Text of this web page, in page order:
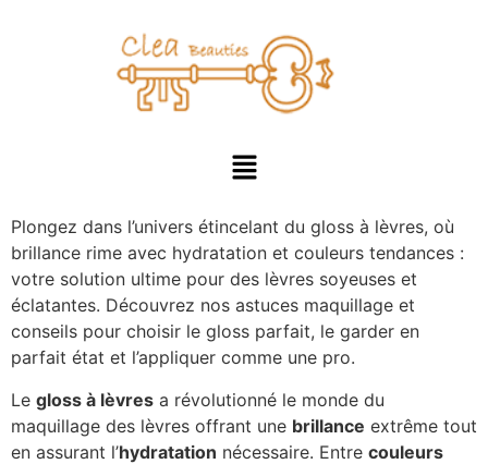
Plongez dans l’univers étincelant du gloss à lèvres, où
brillance rime avec hydratation et couleurs tendances :
votre solution ultime pour des lèvres soyeuses et
éclatantes. Découvrez nos astuces maquillage et
conseils pour choisir le gloss parfait, le garder en
parfait état et l’appliquer comme une pro.
Le gloss à lèvres a révolutionné le monde du
maquillage des lèvres offrant une brillance extrême tout
en assurant l’hydratation nécessaire. Entre couleurs